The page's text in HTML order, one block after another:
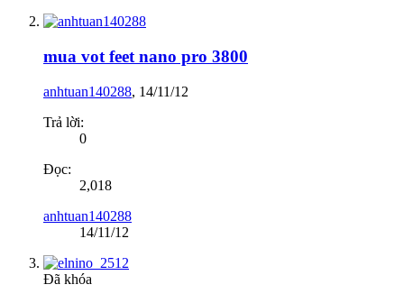
mua vot feet nano pro 3800
anhtuan140288, 14/11/12
Trả lời:
0
Đọc:
2,018
anhtuan140288
14/11/12
Đã khóa